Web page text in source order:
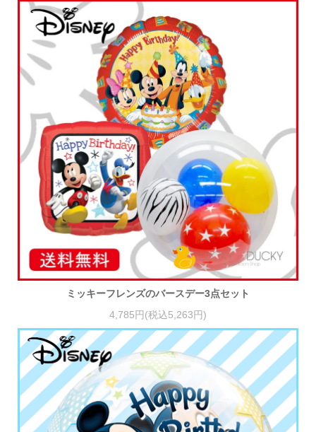
ミッキーフレンズのバースデー3点セット
4,785円(税込5,263円)